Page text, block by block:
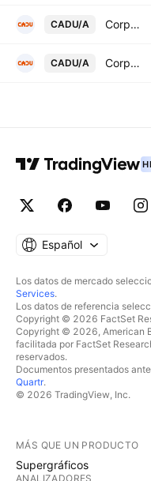
CADU/A Corpovael SA de CV Class A
CADU/A Corpovael SA de CV Class A
Español
Los datos de mercado
Services.
Los datos de referencia
Copyright © 2026 FactSet
Copyright © 2026, American
facilitada por FactSet
reservados.
Documentos presentados
Quartr.
© 2026 TradingView, Inc.
MÁS QUE UN PRODUCTO
Supergráficos
ANALIZADORES